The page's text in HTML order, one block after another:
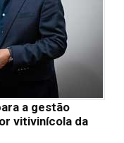
a gestão
vitivinícola da